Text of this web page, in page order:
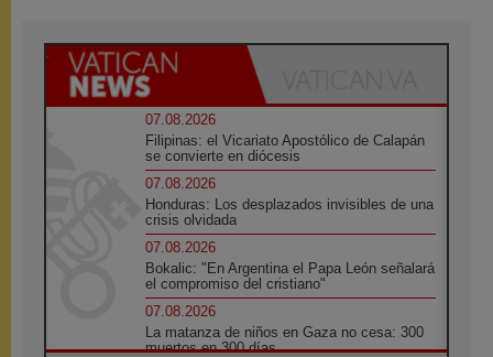
07.08.2026
Filipinas: el Vicariato Apostólico de Calapán
se convierte en diócesis
07.08.2026
Honduras: Los desplazados invisibles de una
crisis olvidada
07.08.2026
Bokalic: "En Argentina el Papa León señalará
el compromiso del cristiano"
07.08.2026
La matanza de niños en Gaza no cesa: 300
muertos en 300 días